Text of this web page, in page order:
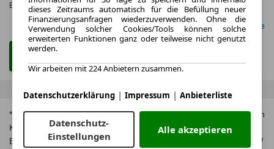
Effizienzklasse: G
Gefunden auf LeasingMarkt.de
* Jeweils kombinierte Werte. Weitere Informationen zum offiziellen
Kraftstoffverbrauch und zu den offiziellen spezifischen CO₂-
Emissionen und gegebenenfalls zum Stromverbrauch neuer PKW
dieses Zeitraums automatisch für die Befüllung neuer
Finanzierungsanfragen wiederzuverwenden. Ohne die
Verwendung solcher Cookies/Tools können solche
erweiterten Funktionen ganz oder teilweise nicht genutzt
werden.
Wir arbeiten mit 224 Anbietern zusammen.
Datenschutzerklärung | Impressum | Anbieterliste
Datenschutz-
Einstellungen
Alle akzeptieren